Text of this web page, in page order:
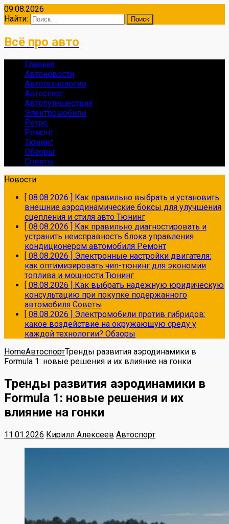
09.08.2026
Найти:
Всё про авто
Главная
Автоновости
Автотехнологии
Автоспорт
Автопутешествия
Электромобили
Ретро
Ремонт
Тюнинг
Обзоры
Советы
Новости
[ 08.08.2026 ] Как правильно выбрать и установить
внешние аэродинамические боксы для улучшения
сцепления и стиля авто Тюнинг
[ 08.08.2026 ] Как правильно диагностировать и
устранить неисправность блока управления
кондиционером автомобиля Ремонт
[ 08.08.2026 ] Электронные настройки двигателя:
как оптимизировать чип-тюнинг для экономии
топлива и мощности Тюнинг
[ 08.08.2026 ] Как выбрать надежную юридическую
консультацию при покупке подержанного
автомобиля Советы
[ 08.08.2026 ] Электромобили против гибридов:
какое воздействие на окружающую среду у
каждой технологии? Обзоры
HomeАвтоспортТренды развития аэродинамики в
Formula 1: новые решения и их влияние на гонки
Тренды развития аэродинамики в
Formula 1: новые решения и их
влияние на гонки
11.01.2026 Кирилл Алексеев Автоспорт